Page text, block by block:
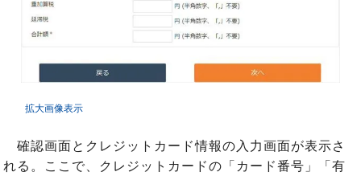
拡大画像表示
確認画面とクレジットカード情報の入力画面が表示さ
れる。ここで、クレジットカードの「カード番号」「有